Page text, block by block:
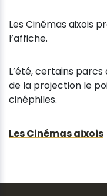
Les Cinémas aixois
l’affiche.
L’été, certains
de la projection le
cinéphiles.
Les Cinémas aixois